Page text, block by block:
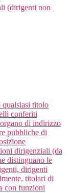
(dirigenti non
titolo
conferiti
di indirizzo
pubbliche di
dirigenziali (da
distinguano le
dirigenti
titolari di
con funzioni